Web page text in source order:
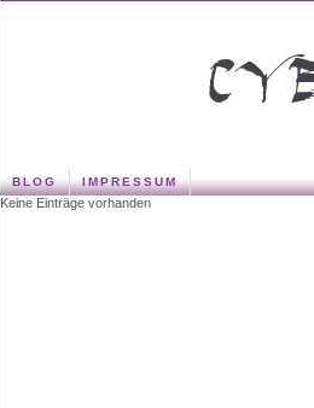
BLOG IMPRESSUM
Keine Einträge vorhanden